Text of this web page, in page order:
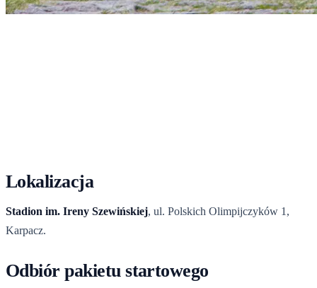
Lokalizacja
Stadion im. Ireny Szewińskiej, ul. Polskich Olimpijczyków 1,
Karpacz.
Odbiór pakietu startowego